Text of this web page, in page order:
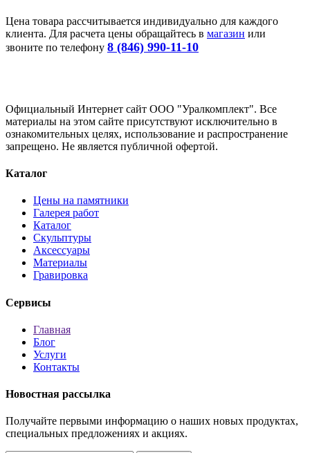
Цена товара рассчитывается индивидуально для каждого
клиента. Для расчета цены обращайтесь в магазин или
звоните по телефону 8 (846) 990-11-10
Официальный Интернет сайт ООО "Уралкомплект". Все
материалы на этом сайте присутствуют исключительно в
ознакомительных целях, использование и распространение
запрещено. Не является публичной офертой.
Каталог
Цены на памятники
Галерея работ
Каталог
Скульптуры
Аксессуары
Материалы
Гравировка
Сервисы
Главная
Блог
Услуги
Контакты
Новостная рассылка
Получайте первыми информацию о наших новых продуктах,
специальных предложениях и акциях.